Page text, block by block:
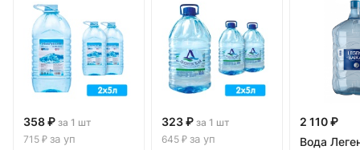
358 ₽ за 1 шт
715 ₽ за уп
323 ₽ за 1 шт
645 ₽ за уп
2 110 ₽
Вода